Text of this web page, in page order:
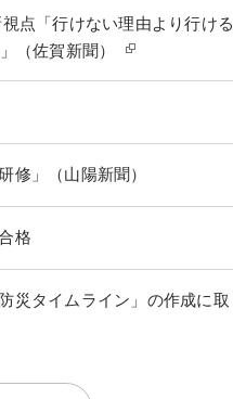
点「行けない理由より行ける
（佐賀新聞）
」（山陽新聞）
格
災タイムライン」の作成に取